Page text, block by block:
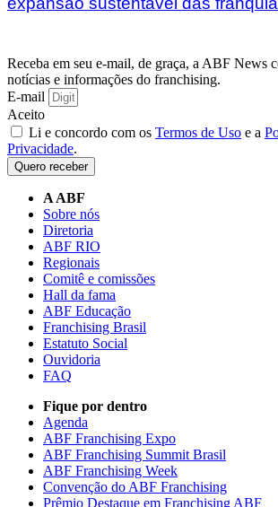
Receba em seu e-mail, de graça, a ABF News
notícias e informações do franchising.
E-mail
Aceito
Li e concordo com os Termos de Uso e a
Privacidade.
Quero receber
A ABF
Sobre nós
Diretoria
ABF RIO
Regionais
Comitê e comissões
Hall da fama
ABF Educação
Franchising Brasil
Estatuto Social
Ouvidoria
FAQ
Fique por dentro
Agenda
ABF Franchising Expo
ABF Franchising Summit Brasil
ABF Franchising Week
Convenção do ABF Franchising
Prêmio Destaque em Franchising ABF